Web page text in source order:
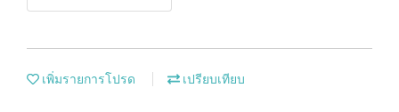
เพิ่มรายการโปรด เปรียบเทียบ